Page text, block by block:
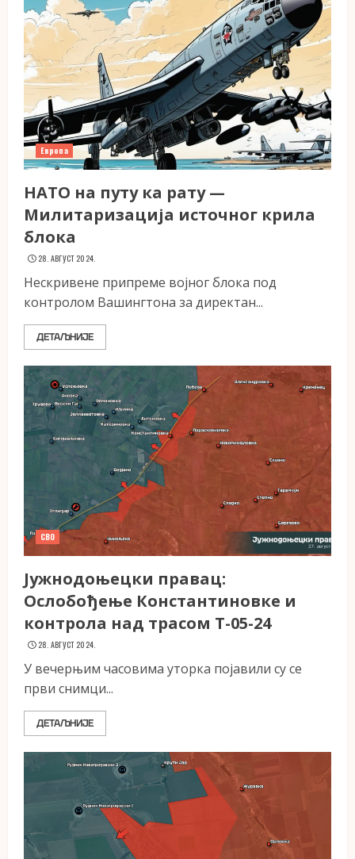
Европа
НАТО на путу ка рату —
Милитаризација источног крила
блока
28. АВГУСТ 2024.
Нескривене припреме војног блока под
контролом Вашингтона за директан...
ДЕТАЉНИЈЕ
СВО
Јужнодоњецки правац:
Ослобођење Константиновке и
контрола над трасом Т-05-24
28. АВГУСТ 2024.
У вечерњим часовима уторка појавили су се
први снимци...
ДЕТАЉНИЈЕ